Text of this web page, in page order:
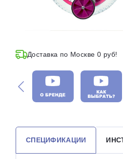
Доставка по Москве 0 руб!
СПЕЦИФИКАЦИИ